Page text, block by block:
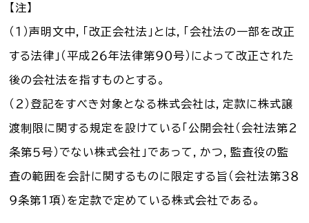
【注】
（１）声明文中，「改正会社法」とは，「会社法の一部を改正
する法律」（平成２６年法律第９０号）によって改正された
後の会社法を指すものとする。
（２）登記をすべき対象となる株式会社は，定款に株式譲
渡制限に関する規定を設けている「公開会社（会社法第２
条第５号）でない株式会社」であって，かつ，監査役の監
査の範囲を会計に関するものに限定する旨（会社法第３８
９条第１項）を定款で定めている株式会社である。